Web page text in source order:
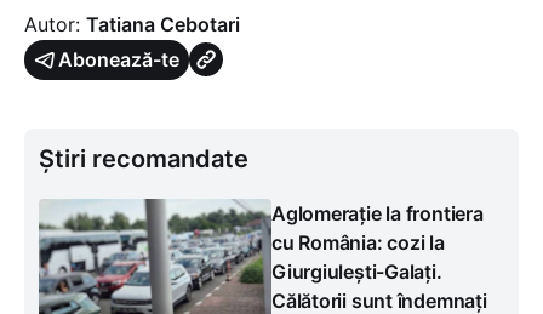
Autor: Tatiana Cebotari
Abonează-te
Știri recomandate
Aglomerație la frontiera
cu România: cozi la
Giurgiulești-Galați.
Călătorii sunt îndemnați